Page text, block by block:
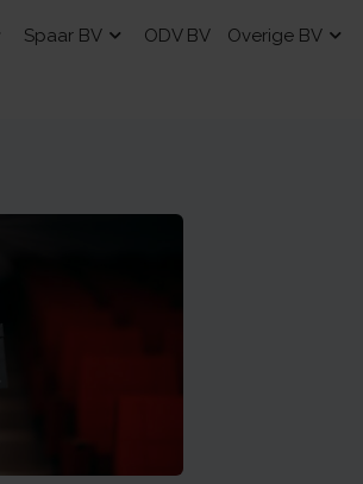
Spaar BV ODV BV Overige BV